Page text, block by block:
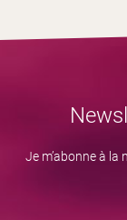
Je m’abonne à